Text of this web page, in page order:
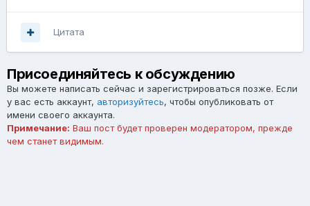
Цитата
Присоединяйтесь к обсуждению
Вы можете написать сейчас и зарегистрироваться позже. Если
у вас есть аккаунт, авторизуйтесь, чтобы опубликовать от
имени своего аккаунта.
Примечание: Ваш пост будет проверен модератором, прежде
чем станет видимым.